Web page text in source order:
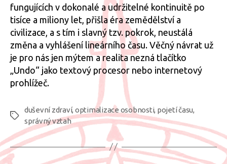
fungujících v dokonalé a udržitelné kontinuitě po
tisíce a miliony let, přišla éra zemědělství a
civilizace, a s tím i slavný tzv. pokrok, neustálá
změna a vyhlášení lineárního času. Věčný návrat už
je pro nás jen mýtem a realita nezná tlačítko
„Undo“ jako textový procesor nebo internetový
prohlížeč.
Štítky
duševní zdraví, optimalizace osobnosti, pojetí času,
správný vztah